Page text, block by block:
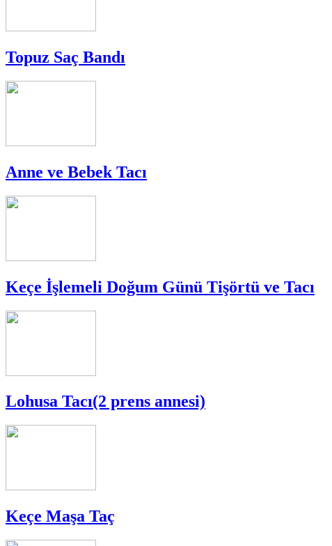
Topuz Saç Bandı
Anne ve Bebek Tacı
Keçe İşlemeli Doğum Günü Tişörtü ve Tacı
Lohusa Tacı(2 prens annesi)
Keçe Maşa Taç